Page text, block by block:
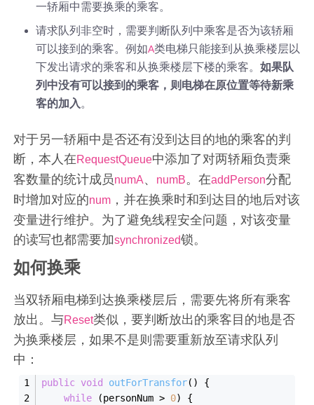
一轿厢中需要换乘的乘客。
请求队列非空时，需要判断队列中乘客是否为该轿厢
可以接到的乘客。例如A类电梯只能接到从换乘楼层以
下发出请求的乘客和从换乘楼层下楼的乘客。如果队
列中没有可以接到的乘客，则电梯在原位置等待新乘
客的加入。
对于另一轿厢中是否还有没到达目的地的乘客的判
断，本人在RequestQueue中添加了对两轿厢负责乘
客数量的统计成员numA、 numB。在addPerson分配
时增加对应的num ，并在换乘时和到达目的地后对该
变量进行维护。为了避免线程安全问题，对该变量
的读写也都需要加synchronized锁。
如何换乘
当双轿厢电梯到达换乘楼层后，需要先将所有乘客
放出。与Reset类似，要判断放出的乘客目的地是否
为换乘楼层，如果不是则需要重新放至请求队列
中：
public void outForTransfor()
{
while (personNum > 0) {